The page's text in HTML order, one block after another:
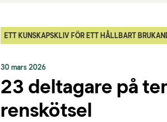
ETT KUNSKAPSKLIV FÖR ETT HÅLLBART
30 mars 2026
23 deltagare på
renskötsel